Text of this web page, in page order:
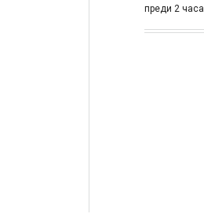
преди 2 часа